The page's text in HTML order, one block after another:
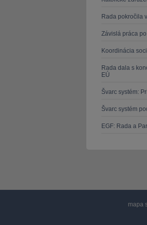
Rada pokročila
Závislá práca
Koordinácia
Rada dala s
EÚ
Švarc systém:
Švarc systém
EGF: Rada a
mapa